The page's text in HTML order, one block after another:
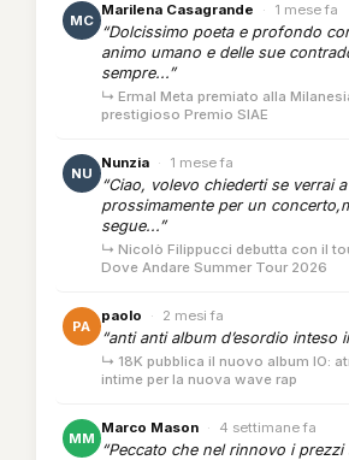
MC
Marilena Casagrande · 1 mese fa
“Dolcissimo poeta e profondo
animo umano e delle sue
sempre...”
↳ Ermal Meta premiato alla
prestigioso Premio SIAE
NU
Nunzia · 1 mese fa
“Ciao, volevo chiederti se verrai
prossimamente per un
segue...”
↳ Nicolò Filippucci debutta con il
Dove Andare Summer Tour 2026
PA
paolo · 2 mesi fa
“anti anti album d’esordio inteso
↳ 18K pubblica il nuovo album IO:
intime per la nuova wave rap
MM
Marco Mason · 4 settimane fa
“Peccato che nel rinnovo i